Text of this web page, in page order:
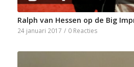
Ralph van Hessen op de Big
24 januari 2017 / 0 Reacties